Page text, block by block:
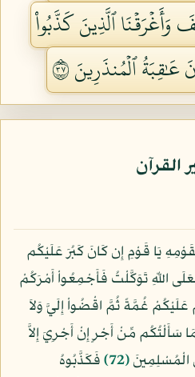
ٱلَّذِينَ كَذَّبُواْ
ٱلۡمُنذَرِينَ ٧٣
القرآن
يَا قَوْمِ إِن كَانَ كَبُرَ عَلَيْكُم
اللّهِ تَوَكَّلْتُ فَأَجْمِعُواْ أَمْرَكُمْ
غُمَّةً ثُمَّ اقْضُواْ إِلَيَّ وَلاَ
سَأَلْتُكُم مِّنْ أَجْرٍ إِنْ أَجْرِيَ إِلاَّ
الْمُسْلِمِينَ﴿72﴾
فَكَذَّبُوهُ